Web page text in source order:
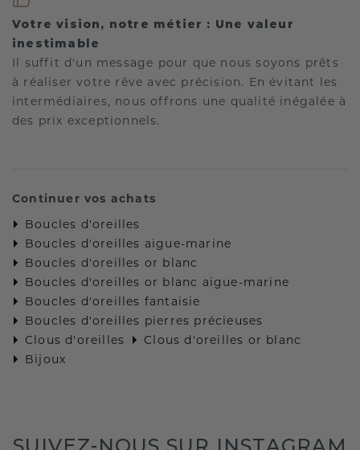
Votre vision, notre métier : Une valeur
inestimable
Il suffit d'un message pour que nous soyons prêts
à réaliser votre rêve avec précision. En évitant les
intermédiaires, nous offrons une qualité inégalée à
des prix exceptionnels.
Continuer vos achats
Boucles d'oreilles
Boucles d'oreilles aigue-marine
Boucles d'oreilles or blanc
Boucles d'oreilles or blanc aigue-marine
Boucles d'oreilles fantaisie
Boucles d'oreilles pierres précieuses
Clous d'oreilles
Clous d'oreilles or blanc
Bijoux
SUIVEZ-NOUS SUR INSTAGRAM